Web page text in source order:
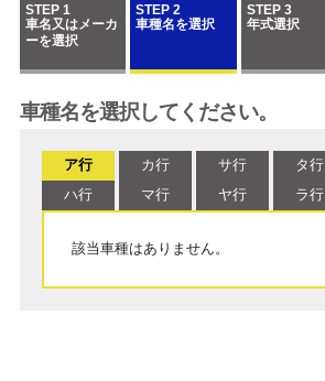
STEP 1
車名又はメーカ
ーを選択
STEP 2
車種名を選択
STEP 3
年式選択
車種名を選択してください。
ア行 カ行 サ行 タ行
ハ行
マ行 ヤ行 ラ行
該当車種はありません。